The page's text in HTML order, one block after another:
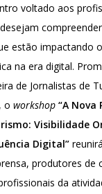
voltado aos
estão impactando
na era digital.
de Jornalistas de
o workshop “A Nova
Visibilidade
Digital”
produtores de
da